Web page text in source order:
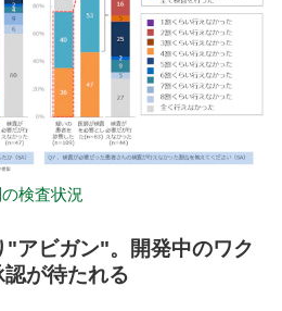
検査状況
"アビガン"。開発中のワク
が待たれる